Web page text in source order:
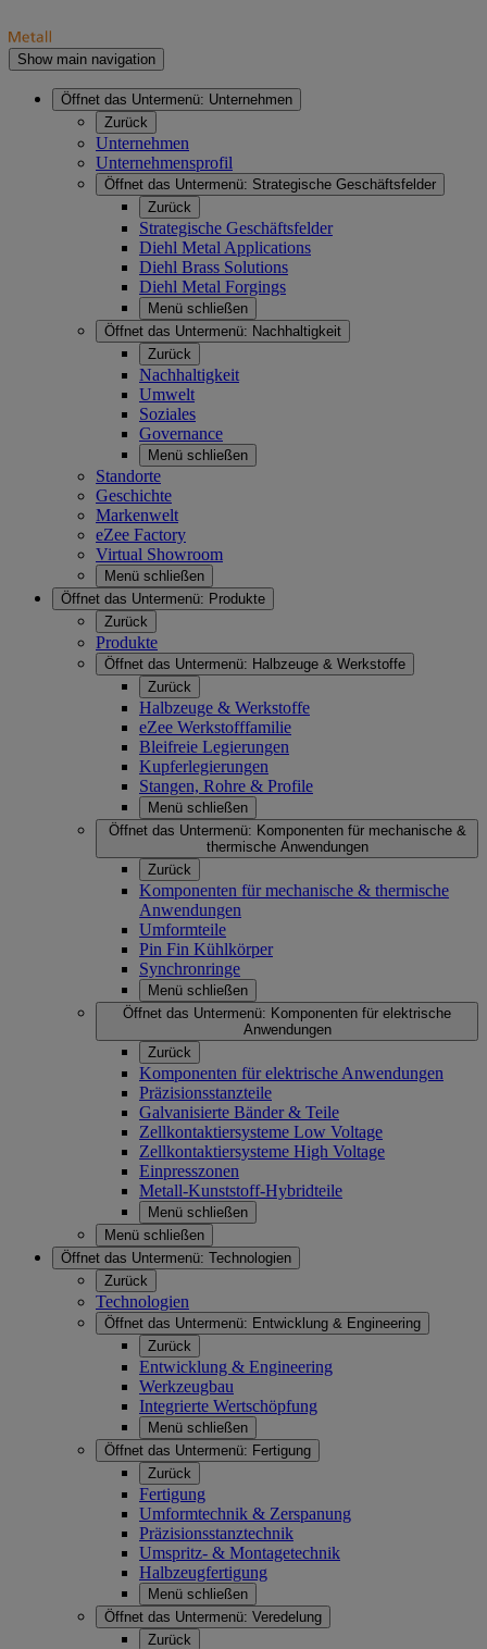
Show main navigation
Öffnet das Untermenü: Unternehmen
Zurück
Unternehmen
Unternehmensprofil
Öffnet das Untermenü: Strategische Geschäftsfelder
Zurück
Strategische Geschäftsfelder
Diehl Metal Applications
Diehl Brass Solutions
Diehl Metal Forgings
Menü schließen
Öffnet das Untermenü: Nachhaltigkeit
Zurück
Nachhaltigkeit
Umwelt
Soziales
Governance
Menü schließen
Standorte
Geschichte
Markenwelt
eZee Factory
Virtual Showroom
Menü schließen
Öffnet das Untermenü: Produkte
Zurück
Produkte
Öffnet das Untermenü: Halbzeuge & Werkstoffe
Zurück
Halbzeuge & Werkstoffe
eZee Werkstofffamilie
Bleifreie Legierungen
Kupferlegierungen
Stangen, Rohre & Profile
Menü schließen
Öffnet das Untermenü: Komponenten für mechanische &
thermische Anwendungen
Zurück
Komponenten für mechanische & thermische
Anwendungen
Umformteile
Pin Fin Kühlkörper
Synchronringe
Menü schließen
Öffnet das Untermenü: Komponenten für elektrische
Anwendungen
Zurück
Komponenten für elektrische Anwendungen
Präzisionsstanzteile
Galvanisierte Bänder & Teile
Zellkontaktiersysteme Low Voltage
Zellkontaktiersysteme High Voltage
Einpresszonen
Metall-Kunststoff-Hybridteile
Menü schließen
Menü schließen
Öffnet das Untermenü: Technologien
Zurück
Technologien
Öffnet das Untermenü: Entwicklung & Engineering
Zurück
Entwicklung & Engineering
Werkzeugbau
Integrierte Wertschöpfung
Menü schließen
Öffnet das Untermenü: Fertigung
Zurück
Fertigung
Umformtechnik & Zerspanung
Präzisionsstanztechnik
Umspritz- & Montagetechnik
Halbzeugfertigung
Menü schließen
Öffnet das Untermenü: Veredelung
Zurück